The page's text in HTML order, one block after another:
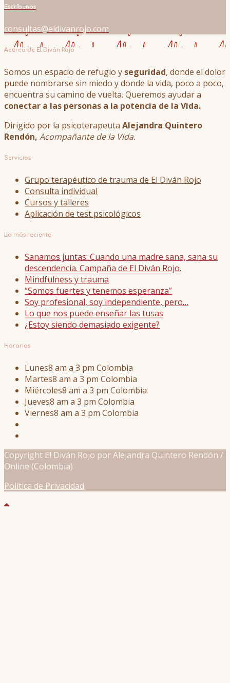
Escríbenos
consultas@eldivanrojo.com
Acerca de El Diván Rojo
Somos un espacio de refugio y seguridad, donde el dolor
puede nombrarse sin miedo y donde la vida, poco a poco,
encuentra su camino de vuelta. Queremos ayudar a
conectar a las personas a la potencia de la Vida.
Dirigido por la psicoterapeuta Alejandra Quintero
Rendón, Acompañante de la Vida.
Servicios
Grupo terapéutico de trauma de El Diván Rojo
Consulta individual
Cursos y talleres
Aplicación de test psicológicos
Lo más reciente
Sanamos juntas: Cuando una madre sana, sana su
descendencia. Campaña de El Diván Rojo.
Mindfulness y trauma
“Somos fuertes y tenemos esperanza”
Soy profesional, soy independiente, pero…
Lo que nos puede enseñar las tusas
¿Estoy siendo demasiado exigente?
Horarios
Lunes8 am a 3 pm Colombia
Martes8 am a 3 pm Colombia
Miércoles8 am a 3 pm Colombia
Jueves8 am a 3 pm Colombia
Viernes8 am a 3 pm Colombia
Copyright El Diván Rojo por Alejandra Quintero Rendón /
Online (Colombia)
Política de Privacidad